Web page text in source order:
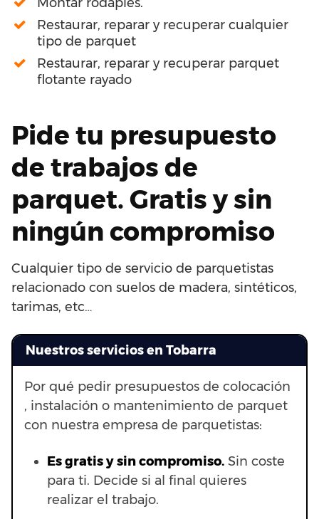
Restaurar, reparar y recuperar cualquier
tipo de parquet
Restaurar, reparar y recuperar parquet
flotante rayado
Pide tu presupuesto
de trabajos de
parquet. Gratis y sin
ningún compromiso
Cualquier tipo de servicio de parquetistas
relacionado con suelos de madera, sintéticos,
tarimas, etc…
Nuestros servicios en Tobarra
Por qué pedir presupuestos de colocación
, instalación o mantenimiento de parquet
con nuestra empresa de parquetistas:
Es gratis y sin compromiso. Sin coste
para ti. Decide si al final quieres
realizar el trabajo.